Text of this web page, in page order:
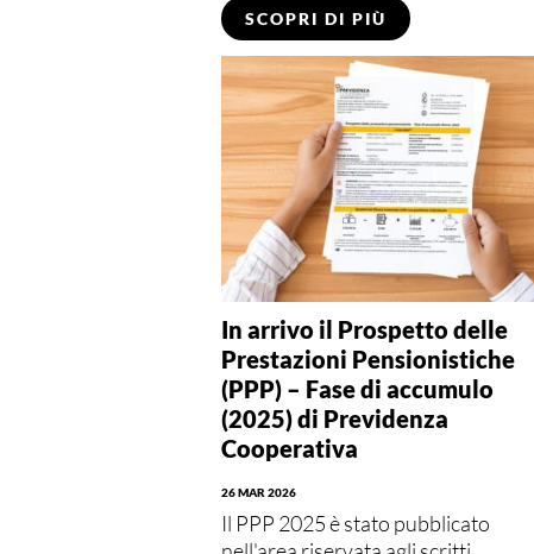
SCOPRI DI PIÙ
In arrivo il Prospetto delle
Prestazioni Pensionistiche
(PPP) – Fase di accumulo
(2025) di Previdenza
Cooperativa
26 MAR 2026
Il PPP 2025 è stato pubblicato